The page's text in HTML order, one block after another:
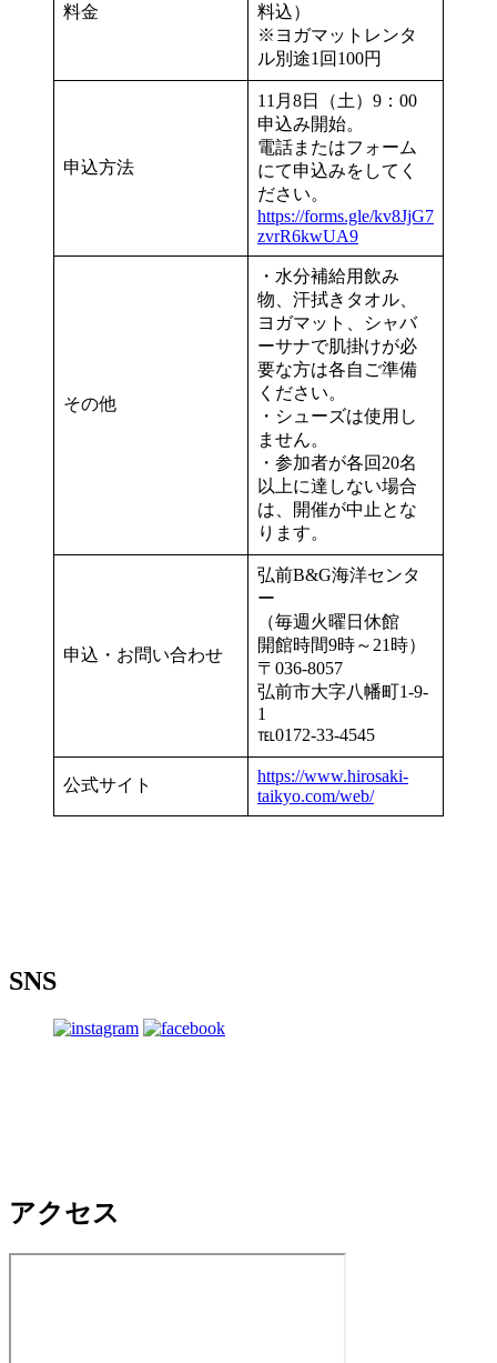
料金
料込）
※ヨガマットレンタ
ル別途1回100円
申込方法
11月8日（土）9：00
申込み開始。
電話またはフォーム
にて申込みをしてく
ださい。
https://forms.gle/kv8JjG7
zvrR6kwUA9
その他
・水分補給用飲み
物、汗拭きタオル、
ヨガマット、シャバ
ーサナで肌掛けが必
要な方は各自ご準備
ください。
・シューズは使用し
ません。
・参加者が各回20名
以上に達しない場合
は、開催が中止とな
ります。
申込・お問い合わせ
弘前B&G海洋センタ
ー
（毎週火曜日休館
開館時間9時～21時）
〒036-8057
弘前市大字八幡町1-9-
1
℡0172-33-4545
公式サイト
https://www.hirosaki-
taikyo.com/web/
SNS
アクセス